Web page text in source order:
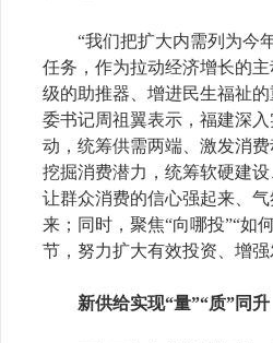
“我们把扩大内需列为今
任务，作为拉动经济增长的
级的助推器、增进民生福祉
委书记周祖翼表示，福建深
动，统筹供需两端、激发消费
挖掘消费潜力，统筹软硬建
让群众消费的信心强起来、
来；同时，聚焦“向哪投”“如
节，努力扩大有效投资、增强
新供给实现“量”“质”同升